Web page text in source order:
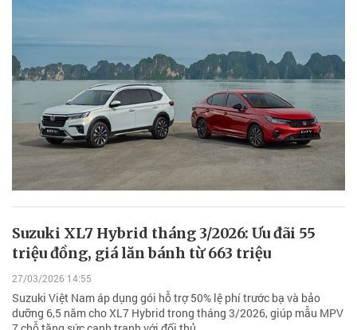
Suzuki XL7 Hybrid tháng 3/2026: Ưu đãi 55
triệu đồng, giá lăn bánh từ 663 triệu
27/03/2026 14:55
Suzuki Việt Nam áp dụng gói hỗ trợ 50% lệ phí trước bạ và bảo
dưỡng 6,5 năm cho XL7 Hybrid trong tháng 3/2026, giúp mẫu MPV